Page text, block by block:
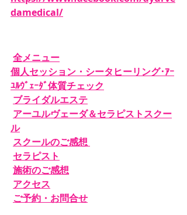
damedical/
全メニュー
個人セッション・シータヒーリング･ｱｰ
ﾕﾙｳﾞｪｰﾀﾞ体質チェック
ブライダルエステ
アーユルヴェーダ＆セラピストスクー
ル
スクールのご感想
セラピスト
施術のご感想
アクセス
ご予約・お問合せ